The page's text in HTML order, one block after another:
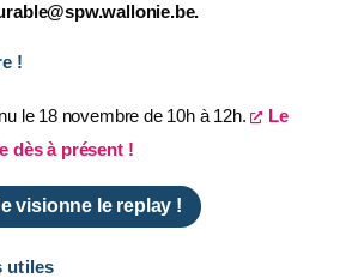
!
le 18 novembre de 10h à 12h.
Le
dès à présent !
visionne le replay !
utiles